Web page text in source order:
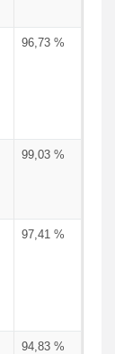
96,73 %
99,03 %
97,41 %
94,83 %